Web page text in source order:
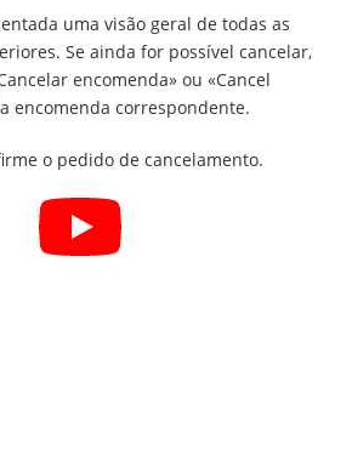
uma visão geral de todas as
Se ainda for possível cancelar,
encomenda» ou «Cancel
encomenda correspondente.
o pedido de cancelamento.